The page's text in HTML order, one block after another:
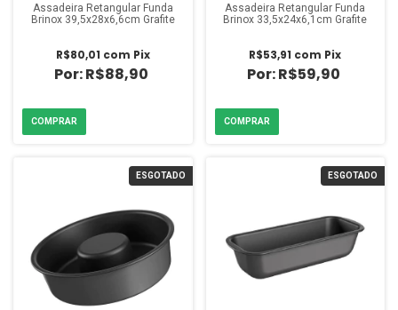
Assadeira Retangular Funda
Brinox 39,5x28x6,6cm Grafite
R$88,90
R$80,01 com Pix
Assadeira Retangular Funda
Brinox 33,5x24x6,1cm Grafite
R$59,90
R$53,91 com Pix
ESGOTADO ESGOTADO